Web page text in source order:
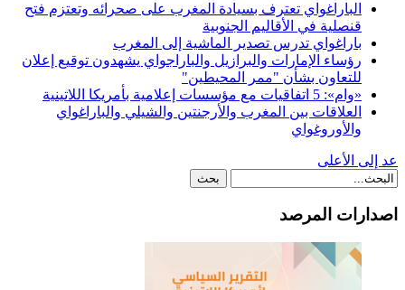
الباراغواي تعترف بسيادة المغرب على صحرائه وتعتزم فتح
قنصلية في الأقاليم الجنوبية
باراغواي تدرس تصدير الماشية إلى المغرب
رؤساء الإمارات والبرازيل والباراجواي يشهدون توقيع إعلان
للتعاون بشأن "ممر المحيطين"
«وام»: 5 اتفاقيات مع مؤسسات إعلامية بأمريكا اللاتينية
العلاقات بين المغرب والأرجنتين والشيلي والباراغواي
والأوروغواي
عد إلى الأعلى
اصدارات المرصد